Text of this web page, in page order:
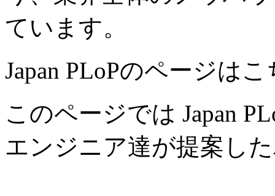
ています。
Japan PLoPのページは
このページでは Japan
エンジニア達が提案し